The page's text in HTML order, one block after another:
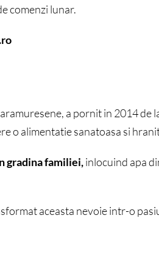
comenzi lunar.
a pornit in 2014 de
o alimentatie sanatoasa si
gradina familiei,inlocuind apa
aceasta nevoie intr-o